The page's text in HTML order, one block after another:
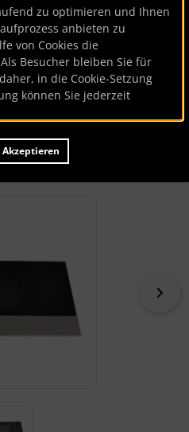
zu optimieren und Ihnen
anbieten zu
von Cookies die
Besucher bleiben Sie für
in die Cookie-Setzung
können Sie jederzeit
Akzeptieren